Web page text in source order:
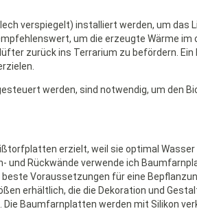
verspiegelt) installiert werden, um das
um die erzeugte Wärme im
zurück ins Terrarium zu befördern. Ein
werden, sind notwendig, um den
erzielt, weil sie optimal Wasser
und Rückwände verwende ich
Voraussetzungen für eine
erhältlich, die die Dekoration und
Baumfarnplatten werden mit Silikon